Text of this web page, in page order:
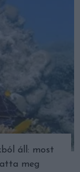
áll: most
meg